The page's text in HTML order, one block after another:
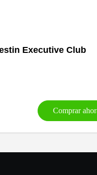
Executive Club
Comprar